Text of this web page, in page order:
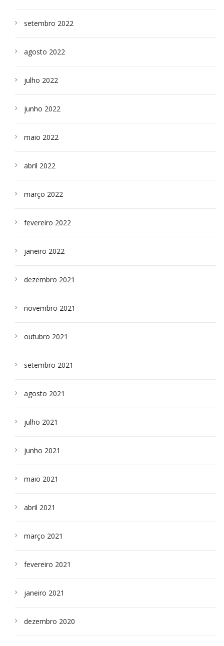
setembro 2022
agosto 2022
julho 2022
junho 2022
maio 2022
abril 2022
março 2022
fevereiro 2022
janeiro 2022
dezembro 2021
novembro 2021
outubro 2021
setembro 2021
agosto 2021
julho 2021
junho 2021
maio 2021
abril 2021
março 2021
fevereiro 2021
janeiro 2021
dezembro 2020